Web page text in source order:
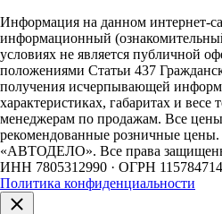
Информация на данном интернет-
информационный
условиях не является публичной
положениями Статьи 437
получения исчерпывающей
характеристиках, габаритах и весе
менеджерам по продажам. Все
рекомендованные розничные цены.
«АВТОДЕЛО». Все права
ИНН 7805312990 · ОГРН
Политика конфиденциальности